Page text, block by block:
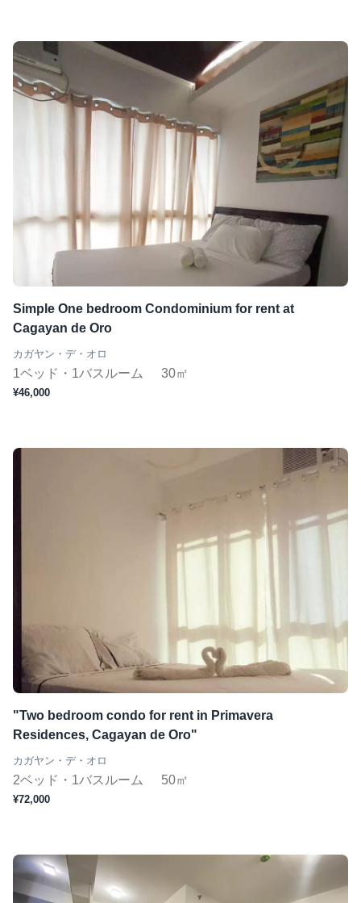
Simple One bedroom Condominium for rent at
Cagayan de Oro
カガヤン・デ・オロ
1ベッド・1バスルーム 30㎡
¥46,000
"Two bedroom condo for rent in Primavera
Residences, Cagayan de Oro"
カガヤン・デ・オロ
2ベッド・1バスルーム 50㎡
¥72,000